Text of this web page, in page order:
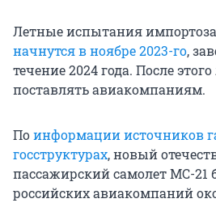
Летные испытания
начнутся в ноябре 2023-го,
течение 2024 года. После
поставлять авиакомпаниям.
Поинформации источников
госструктурах, новый
пассажирский самолет МС-21
российских авиакомпаний